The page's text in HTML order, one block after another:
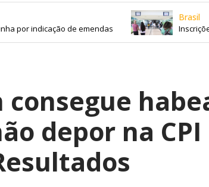
por indicação de emendas
Brasil
Inscrições
depor na CPI